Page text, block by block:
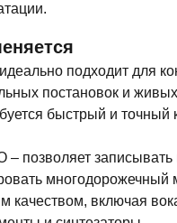
подходит для
постановок и
быстрый и точный
– позволяет записывать
многодорожечный
качеством, включая